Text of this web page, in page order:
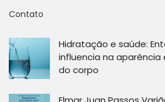
Contato
Hidratação e saúde:
influencia na
do corpo